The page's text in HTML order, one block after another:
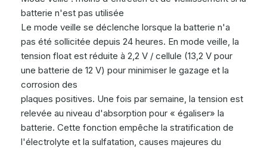
batterie n'est pas utilisée
Le mode veille se déclenche lorsque la batterie n'a
pas été sollicitée depuis 24 heures. En mode veille, la
tension float est réduite à 2,2 V / cellule (13,2 V pour
une batterie de 12 V) pour minimiser le gazage et la
corrosion des
plaques positives. Une fois par semaine, la tension est
relevée au niveau d'absorption pour « égaliser» la
batterie. Cette fonction empêche la stratification de
l'électrolyte et la sulfatation, causes majeures du